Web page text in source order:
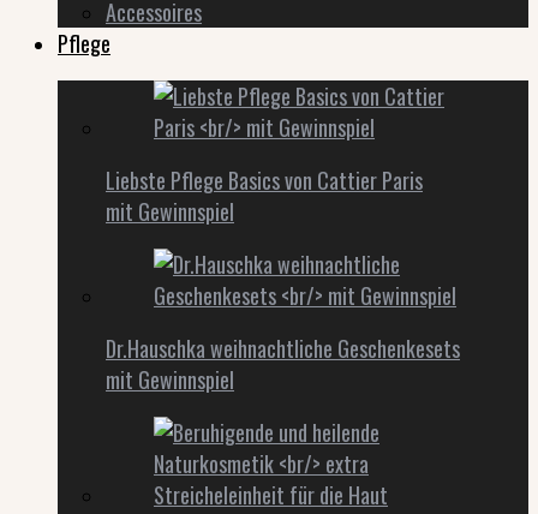
Accessoires
Pflege
Liebste Pflege Basics von Cattier Paris
mit Gewinnspiel
Dr.Hauschka weihnachtliche Geschenkesets
mit Gewinnspiel